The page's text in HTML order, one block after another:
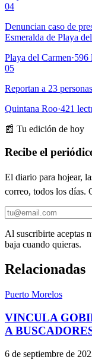
04
Denuncian caso de
Esmeralda de Playa
Playa del Carmen·596
05
Reportan a 23
Quintana Roo·421
📰 Tu edición de hoy
Recibe el
El diario para hojear,
correo, todos los días.
Al suscribirte aceptas
baja cuando quieras.
Relacionadas
Puerto Morelos
VINCULA
A
6 de septiembre de